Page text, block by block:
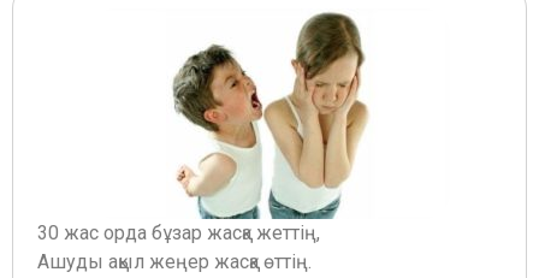
30 жас орда бұзар жасқа жеттің,
Ашуды ақыл жеңер жасқа өттің.